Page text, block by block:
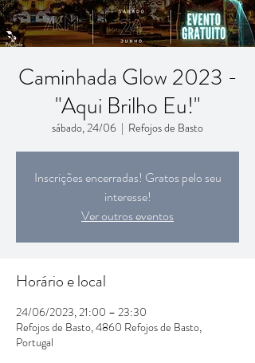
Caminhada Glow 2023 -
"Aqui Brilho Eu!"
sábado, 24/06
  |
Refojos de Basto
Inscrições encerradas! Gratos pelo seu
interesse!
Ver outros eventos
Horário e local
24/06/2023, 21:00 – 23:30
Refojos de Basto, 4860 Refojos de Basto,
Portugal